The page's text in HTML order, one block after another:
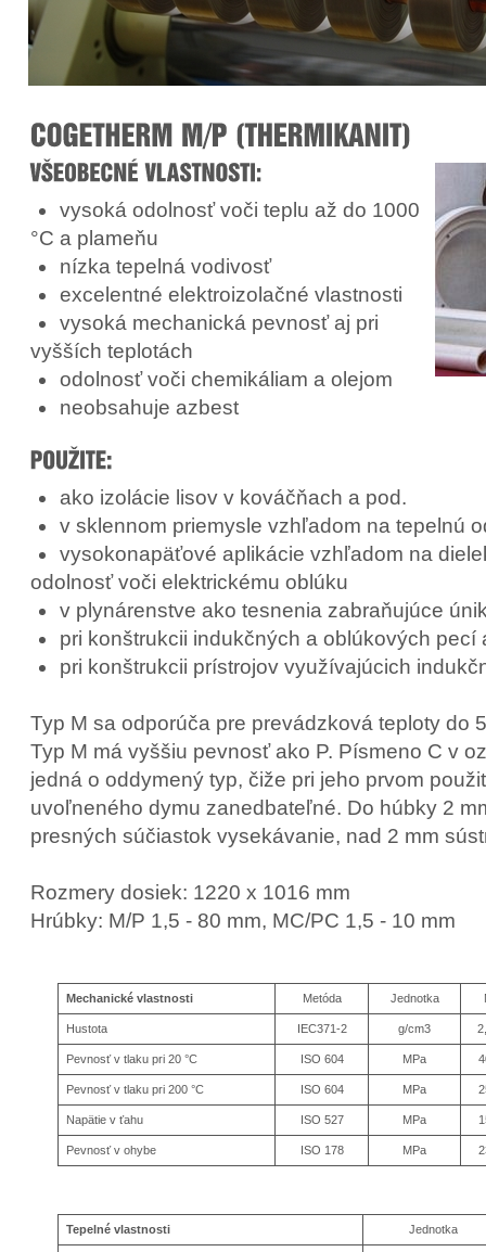
vysoká odolnosť voči teplu až do 1000
°C a plameňu
nízka tepelná vodivosť
excelentné elektroizolačné vlastnosti
vysoká mechanická pevnosť aj pri
vyšších teplotách
odolnosť voči chemikáliam a olejom
neobsahuje azbest
ako izolácie lisov v kováčňach a pod.
v sklennom priemysle vzhľadom na tepelnú
vysokonapäťové aplikácie vzhľadom na
odolnosť voči elektrickému oblúku
v plynárenstve ako tesnenia zabraňujúce
pri konštrukcii indukčných a oblúkových pecí
pri konštrukcii prístrojov využívajúcich
Typ M sa odporúča pre prevádzková teploty do
Typ M má vyššiu pevnosť ako P. Písmeno C v
jedná o oddymený typ, čiže pri jeho prvom
uvoľneného dymu zanedbateľné. Do húbky 2
presných súčiastok vysekávanie, nad 2 mm
Rozmery dosiek: 1220 x 1016 mm
Hrúbky: M/P 1,5 - 80 mm, MC/PC 1,5 - 10 mm
Mechanické vlastnosti Metóda Jednotka
Hustota IEC371-2 g/cm3
Pevnosť v tlaku pri 20 °C ISO 604 MPa
Pevnosť v tlaku pri 200 °C ISO 604 MPa
Napätie v ťahu ISO 527 MPa
Pevnosť v ohybe ISO 178 MPa
Tepelné vlastnosti Jednotka